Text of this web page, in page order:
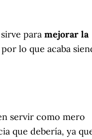
para mejorar la
lo que acaba
servir como mero
que debería, ya